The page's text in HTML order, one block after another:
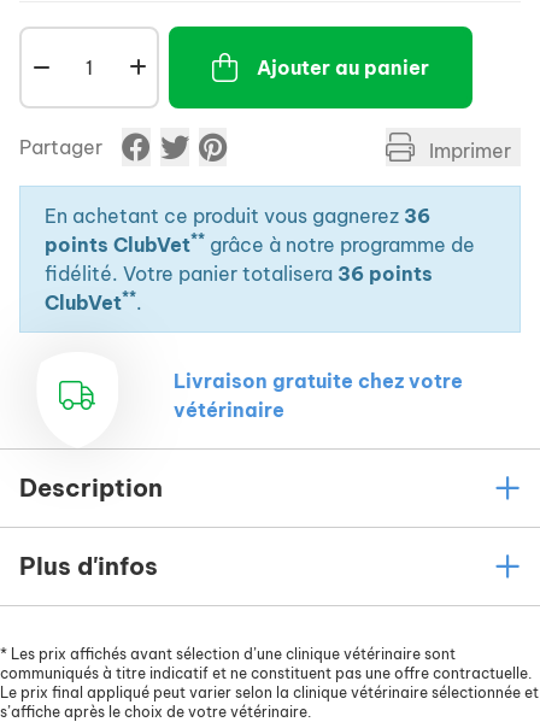
Ajouter au panier
Partager Imprimer
En achetant ce produit vous gagnerez 36
points ClubVet** grâce à notre programme de
fidélité. Votre panier totalisera 36 points
ClubVet**.
Livraison gratuite chez votre
vétérinaire
Description
Plus d'infos
* Les prix affichés avant sélection d’une clinique vétérinaire sont
communiqués à titre indicatif et ne constituent pas une offre contractuelle.
Le prix final appliqué peut varier selon la clinique vétérinaire sélectionnée et
s’affiche après le choix de votre vétérinaire.